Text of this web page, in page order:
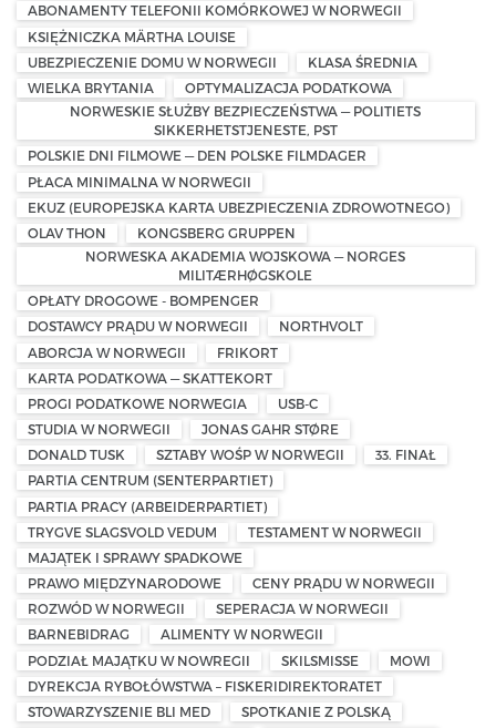
ABONAMENTY TELEFONII KOMÓRKOWEJ W NORWEGII
KSIĘŻNICZKA MÄRTHA LOUISE
UBEZPIECZENIE DOMU W NORWEGII
KLASA ŚREDNIA
WIELKA BRYTANIA
OPTYMALIZACJA PODATKOWA
NORWESKIE SŁUŻBY BEZPIECZEŃSTWA — POLITIETS
SIKKERHETSTJENESTE, PST
POLSKIE DNI FILMOWE — DEN POLSKE FILMDAGER
PŁACA MINIMALNA W NORWEGII
EKUZ (EUROPEJSKA KARTA UBEZPIECZENIA ZDROWOTNEGO)
OLAV THON
KONGSBERG GRUPPEN
NORWESKA AKADEMIA WOJSKOWA — NORGES
MILITÆRHØGSKOLE
OPŁATY DROGOWE - BOMPENGER
DOSTAWCY PRĄDU W NORWEGII
NORTHVOLT
ABORCJA W NORWEGII
FRIKORT
KARTA PODATKOWA — SKATTEKORT
PROGI PODATKOWE NORWEGIA
USB-C
STUDIA W NORWEGII
JONAS GAHR STØRE
DONALD TUSK
SZTABY WOŚP W NORWEGII
33. FINAŁ
PARTIA CENTRUM (SENTERPARTIET)
PARTIA PRACY (ARBEIDERPARTIET)
TRYGVE SLAGSVOLD VEDUM
TESTAMENT W NORWEGII
MAJĄTEK I SPRAWY SPADKOWE
PRAWO MIĘDZYNARODOWE
CENY PRĄDU W NORWEGII
ROZWÓD W NORWEGII
SEPERACJA W NORWEGII
BARNEBIDRAG
ALIMENTY W NORWEGII
PODZIAŁ MAJĄTKU W NOWREGII
SKILSMISSE
MOWI
DYREKCJA RYBOŁÓWSTWA – FISKERIDIREKTORATET
STOWARZYSZENIE BLI MED
SPOTKANIE Z POLSKĄ